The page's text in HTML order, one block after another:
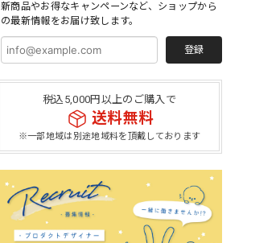
新商品やお得なキャンペーンなど、ショップから
の最新情報をお届け致します。
登録
税込5,000円以上のご購入で
送料無料
※一部地域は別途地域料を頂戴しております